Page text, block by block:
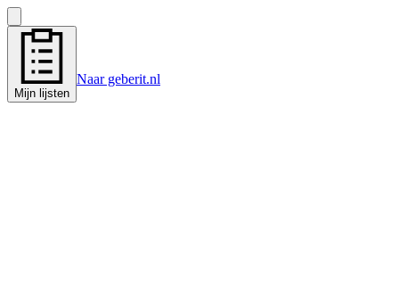
Mijn lijsten
Naar geberit.nl